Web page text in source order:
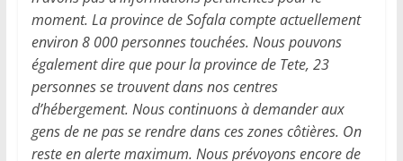
moment. La province de Sofala compte actuellement
environ 8 000 personnes touchées. Nous pouvons
également dire que pour la province de Tete, 23
personnes se trouvent dans nos centres
d’hébergement. Nous continuons à demander aux
gens de ne pas se rendre dans ces zones côtières. On
reste en alerte maximum. Nous prévoyons encore de